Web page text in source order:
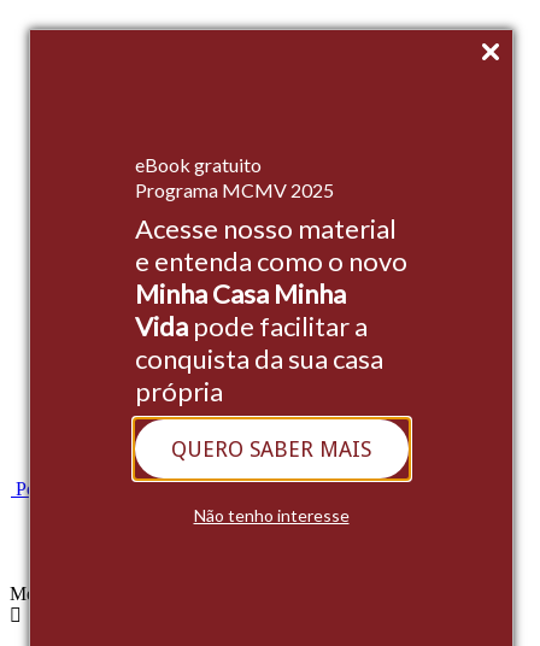
eBook gratuito
Programa MCMV 2025
Acesse nosso material
e entenda como o novo
Minha Casa Minha
Vidapode facilitar a
conquista da sua casa
própria
QUERO SABER MAIS
Não tenho interesse
Empreendimentos
Institucional
Portal do Cliente
Menu